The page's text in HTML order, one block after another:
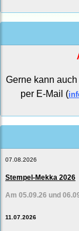
Gerne kann
per E-Mail (
07.08.2026
Stempel-Mekka 2026
Am 05.09.26 und
11.07.2026